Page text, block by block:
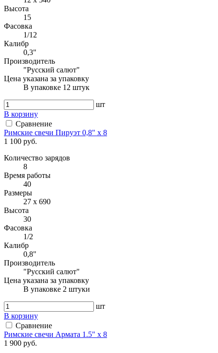
Высота
15
Фасовка
1/12
Калибр
0,3"
Производитель
"Русский салют"
Цена указана за упаковку
В упаковке 12 штук
шт
В корзину
Сравнение
Римские свечи Пируэт 0,8" х 8
1 100 руб.
Количество зарядов
8
Время работы
40
Размеры
27 x 690
Высота
30
Фасовка
1/2
Калибр
0,8"
Производитель
"Русский салют"
Цена указана за упаковку
В упаковке 2 штуки
шт
В корзину
Сравнение
Римские свечи Армата 1.5" x 8
1 900 руб.